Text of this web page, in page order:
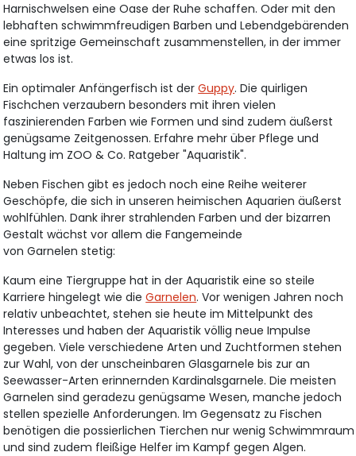
Harnischwelsen eine Oase der Ruhe schaffen. Oder mit den
lebhaften schwimmfreudigen Barben und Lebendgebärenden
eine spritzige Gemeinschaft zusammenstellen, in der immer
etwas los ist.
Ein optimaler Anfängerfisch ist derGuppy. Die quirligen
Fischchen verzaubern besonders mit ihren vielen
faszinierenden Farben wie Formen und sind zudem äußerst
genügsame Zeitgenossen. Erfahre mehr über Pflege und
Haltung im ZOO & Co. Ratgeber "Aquaristik".
Neben Fischen gibt es jedoch noch eine Reihe weiterer
Geschöpfe, die sich in unseren heimischen Aquarien äußerst
wohlfühlen. Dank ihrer strahlenden Farben und der bizarren
Gestalt wächst vor allem die Fangemeinde
von Garnelen stetig:
Kaum eine Tiergruppe hat in der Aquaristik eine so steile
Karriere hingelegt wie dieGarnelen. Vor wenigen Jahren noch
relativ unbeachtet, stehen sie heute im Mittelpunkt des
Interesses und haben der Aquaristik völlig neue Impulse
gegeben. Viele verschiedene Arten und Zuchtformen stehen
zur Wahl, von der unscheinbaren Glasgarnele bis zur an
Seewasser-Arten erinnernden Kardinalsgarnele. Die meisten
Garnelen sind geradezu genügsame Wesen, manche jedoch
stellen spezielle Anforderungen. Im Gegensatz zu Fischen
benötigen die possierlichen Tierchen nur wenig Schwimmraum
und sind zudem fleißige Helfer im Kampf gegen Algen.